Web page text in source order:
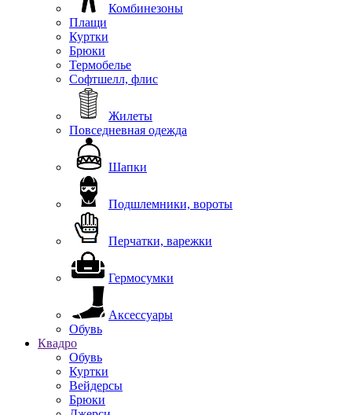
Комбинезоны
Плащи
Куртки
Брюки
Термобелье
Софтшелл, флис
Жилеты
Повседневная одежда
Шапки
Подшлемники, вороты
Перчатки, варежки
Гермосумки
Аксессуары
Обувь
Квадро
Обувь
Куртки
Вейдерсы
Брюки